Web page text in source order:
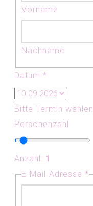
Vorname
Nachname
Datum *
Bitte Termin wählen
DSGVO-
Einverständnis
Text
oder
Personenzahl
Anzahl: 1
E-Mail-Adresse *